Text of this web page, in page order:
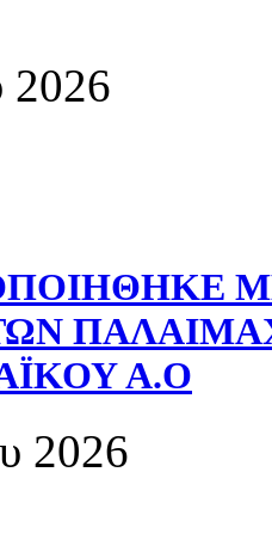
2026
Α.Ο
2026